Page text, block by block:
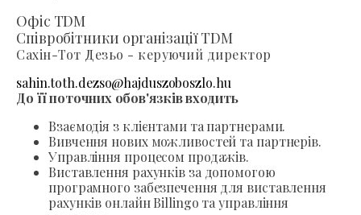
Офіс TDM
Співробітники організації TDM
Сахін-Тот Дезьо - керуючий директор
sahin.toth.dezso@hajduszoboszlo.hu
До її поточних обов'язків входить
Взаємодія з клієнтами та партнерами.
Вивчення нових можливостей та партнерів.
Управління процесом продажів.
Виставлення рахунків за допомогою
програмного забезпечення для виставлення
рахунків онлайн Billingo та управління